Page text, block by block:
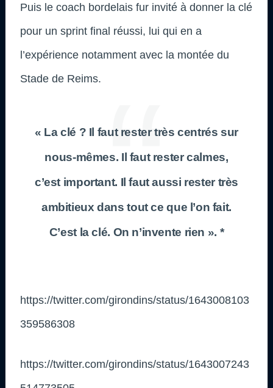
Puis le coach bordelais fur invité à donner la clé
pour un sprint final réussi, lui qui en a
l’expérience notamment avec la montée du
Stade de Reims.
« La clé ? Il faut rester très centrés sur
nous-mêmes. Il faut rester calmes,
c’est important. Il faut aussi rester très
ambitieux dans tout ce que l’on fait.
C’est la clé. On n’invente rien ». *
https://twitter.com/girondins/status/1643008103
359586308
https://twitter.com/girondins/status/1643007243